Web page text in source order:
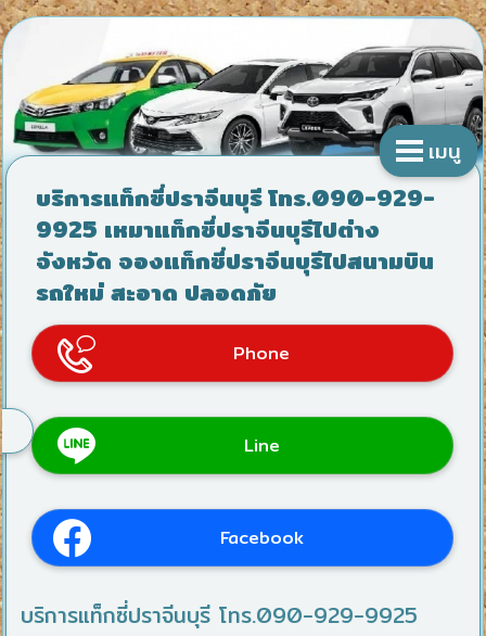
เมนู
บริการแท็กซี่ปราจีนบุรี โทร.090-929-
9925 เหมาแท็กซี่ปราจีนบุรีไปต่าง
จังหวัด จองแท็กซี่ปราจีนบุรีไปสนามบิน
รถใหม่ สะอาด ปลอดภัย
Phone
Line
Facebook
บริการแท็กซี่ปราจีนบุรี โทร.090-929-9925